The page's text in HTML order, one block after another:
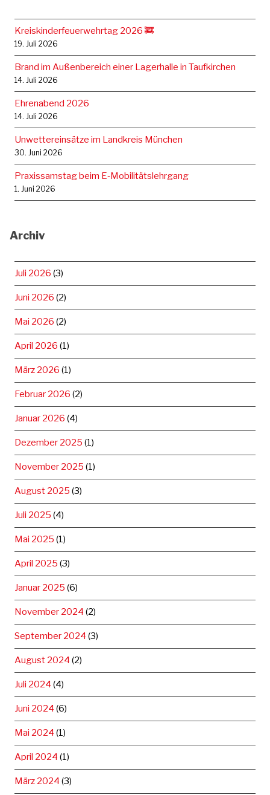
Kreiskinderfeuerwehrtag 2026 🚒
19. Juli 2026
Brand im Außenbereich einer Lagerhalle in Taufkirchen
14. Juli 2026
Ehrenabend 2026
14. Juli 2026
Unwettereinsätze im Landkreis München
30. Juni 2026
Praxissamstag beim E‑Mobilitätslehrgang
1. Juni 2026
Archiv
Juli 2026 (3)
Juni 2026 (2)
Mai 2026 (2)
April 2026 (1)
März 2026 (1)
Februar 2026 (2)
Januar 2026 (4)
Dezember 2025 (1)
November 2025 (1)
August 2025 (3)
Juli 2025 (4)
Mai 2025 (1)
April 2025 (3)
Januar 2025 (6)
November 2024 (2)
September 2024 (3)
August 2024 (2)
Juli 2024 (4)
Juni 2024 (6)
Mai 2024 (1)
April 2024 (1)
März 2024 (3)